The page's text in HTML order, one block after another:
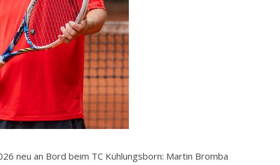
neu an Bord beim TC Kühlungsborn: Martin Bromba